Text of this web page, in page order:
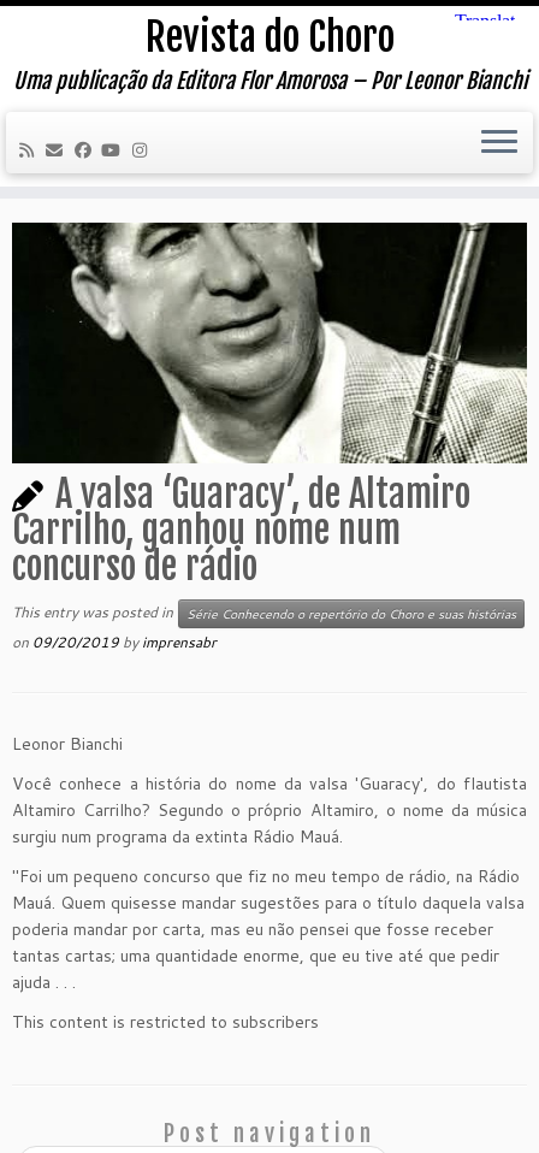
Skip
content
Revista do Choro
Uma publicação da Editora Flor Amorosa – Por Leonor Bianchi
A valsa ‘Guaracy’, de Altamiro
Carrilho, ganhou nome num
concurso de rádio
This entry was posted in Série Conhecendo o repertório do Choro e suas histórias
on 09/20/2019 byimprensabr
Leonor Bianchi
Você conhece a história do nome da valsa 'Guaracy', do flautista
Altamiro Carrilho? Segundo o próprio Altamiro, o nome da música
surgiu num programa da extinta Rádio Mauá.
"Foi um pequeno concurso que fiz no meu tempo de rádio, na Rádio
Mauá. Quem quisesse mandar sugestões para o título daquela valsa
poderia mandar por carta, mas eu não pensei que fosse receber
tantas cartas; uma quantidade enorme, que eu tive até que pedir
ajuda . . .
This content is restricted to subscribers
Post navigation